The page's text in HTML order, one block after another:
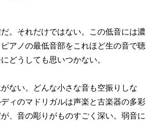
。それだけではない。この低音には濃
アノの最低音部をこれほど生の音で聴
どうしても思いつかない。
ない。どんな小さな音も空振りしな
ィのマドリガルは声楽と古楽器の多彩
、音の彫りがものすごく深い。弱音に